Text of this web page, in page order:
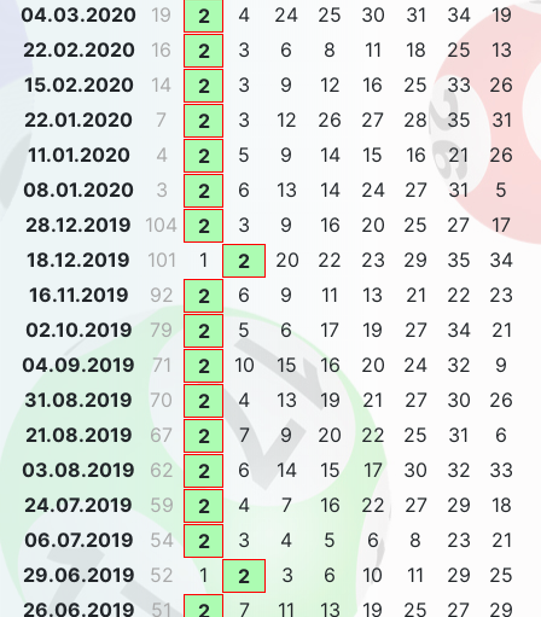
04.03.2020
19 2 4 24 25 30 31 34
19
22.02.2020
16 2 3 6 8 11 18 25
13
15.02.2020
14 2 3 9 12 16 25 33
26
22.01.2020
7 2 3 12 26 27 28 35
31
11.01.2020
4 2 5 9 14 15 16 21
26
08.01.2020
3 2 6 13 14 24 27 31
5
28.12.2019
104 2 3 9 16 20 25 27
17
18.12.2019
101 1 2 20 22 23 29 35
34
16.11.2019
92 2 6 9 11 13 21 22
23
02.10.2019
79 2 5 6 17 19 27 34
21
04.09.2019
71 2 10 15 16 20 24 32
9
31.08.2019
70 2 4 13 19 21 27 30
26
21.08.2019
67 2 7 9 20 22 25 31
6
03.08.2019
62 2 6 14 15 17 30 32
33
24.07.2019
59 2 4 7 16 22 27 29
18
06.07.2019
54 2 3 4 5 6 8 23
21
29.06.2019
52 1 2 3 6 10 11 29
25
26.06.2019
51 2 7 11 13 19 25 27 29